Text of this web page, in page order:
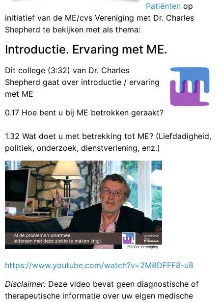
Patiënten op
initiatief van de ME/cvs Vereniging met Dr. Charles
Shepherd te bekijken met als thema:
Introductie. Ervaring met ME.
Dit college (3:32) van Dr. Charles
Shepherd gaat over introductie / ervaring
met ME
0.17 Hoe bent u bij ME betrokken geraakt?
1.32 Wat doet u met betrekking tot ME? (Liefdadigheid,
politiek, onderzoek, dienstverlening, enz.)
https://www.youtube.com/watch?v=2M8DFFF8-u8
Disclaimer: Deze video bevat geen diagnostische of
therapeutische informatie over uw eigen medische